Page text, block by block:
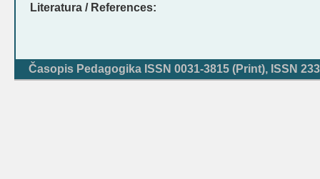
Literatura / References:
Časopis Pedagogika ISSN 0031-3815 (Print), ISSN